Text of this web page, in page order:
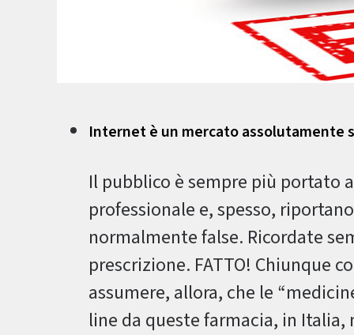
Internet è un mercato assolutamente
Il pubblico è sempre più portato
professionale e, spesso,
normalmente false. Ricordate
prescrizione. FATTO! Chiunque
assumere, allora, che le
line da queste farmacia, in Italia,